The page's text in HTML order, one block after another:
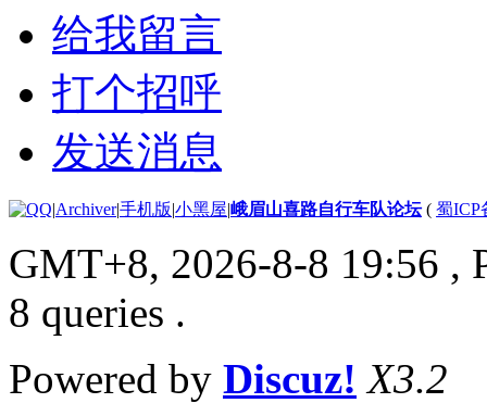
给我留言
打个招呼
发送消息
|Archiver|手机版|小黑屋|峨眉山喜路自行车队论坛( 蜀ICP
GMT+8, 2026-8-8 19:56 ,
8 queries .
Powered by Discuz! X3.2